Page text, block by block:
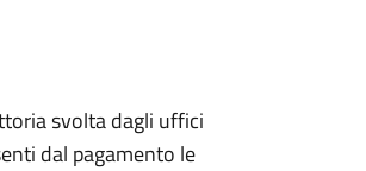
svolta dagli uffici
dal pagamento le